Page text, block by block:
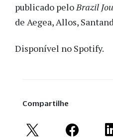
publicado peloBrazil
de Aegea, Allos,
Disponível no Spotify.
Compartilhe